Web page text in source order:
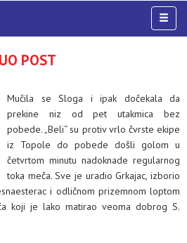
POST
Mučila se Sloga i ipak dočekala da
prekine niz od pet utakmica bez
pobede. „Beli“ su protiv vrlo čvrste ekipe
iz Topole do pobede došli golom u
četvrtom minutu nadoknade regularnog
toka meča. Sve je uradio Grkajac, izborio
i odličnom prizemnom loptom
koji je lako matirao veoma dobrog S.